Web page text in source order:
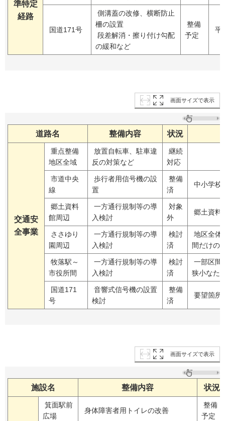
準特定
経路
国道171号
側溝蓋の改修、横断防止
柵の設置
段差解消・擦り付け勾配
の緩和など
整備
予定
平
画面サイズで表示
道路名 整備内容 状況
交通安
全事業
重点整備
地区全域
放置自転車、駐車違
反の対策など
継続
対応
市道中央
線
歩行者用信号機の設
置
整備
済
中小学校
郷土資料
館周辺
一方通行規制等の導
入検討
対象
外
郷土資料
ささゆり
園周辺
一方通行規制等の導
入検討
検討
済
地区全体
間だけの
牧落駅～
市役所間
一方通行規制等の導
入検討
検討
済
一部区間
狭小なた
国道171
号
音響式信号機の設置
検討
整備
済
要望箇所
画面サイズで表示
施設名 整備内容 状況
箕面駅前
広場
身体障害者用トイレの改善
整備
予定